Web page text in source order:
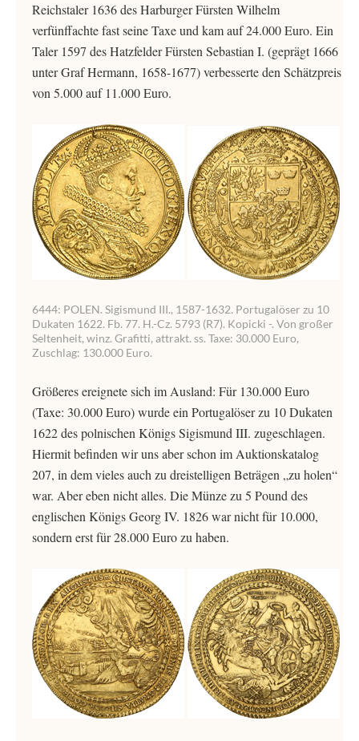
Reichstaler 1636 des Harburger Fürsten Wilhelm
verfünffachte fast seine Taxe und kam auf 24.000 Euro. Ein
Taler 1597 des Hatzfelder Fürsten Sebastian I. (geprägt 1666
unter Graf Hermann, 1658-1677) verbesserte den Schätzpreis
von 5.000 auf 11.000 Euro.
6444: POLEN. Sigismund III., 1587-1632. Portugalöser zu 10
Dukaten 1622. Fb. 77. H.-Cz. 5793 (R7). Kopicki -. Von großer
Seltenheit, winz. Grafitti, attrakt. ss. Taxe: 30.000 Euro,
Zuschlag: 130.000 Euro.
Größeres ereignete sich im Ausland: Für 130.000 Euro
(Taxe: 30.000 Euro) wurde ein Portugalöser zu 10 Dukaten
1622 des polnischen Königs Sigismund III. zugeschlagen.
Hiermit befinden wir uns aber schon im Auktionskatalog
207, in dem vieles auch zu dreistelligen Beträgen „zu holen“
war. Aber eben nicht alles. Die Münze zu 5 Pound des
englischen Königs Georg IV. 1826 war nicht für 10.000,
sondern erst für 28.000 Euro zu haben.